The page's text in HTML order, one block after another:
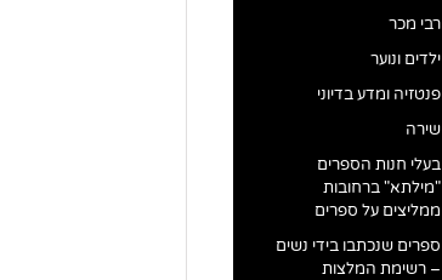
רבי מכר
ילדים ונוער
פנטזיה ומדע בדיוני
שירה
בעלי חנות הספרים
"מילתא" ברחובות
ממליצים על ספרים
ספרים שנכתבו בידי נשים
– רשימת המלצות